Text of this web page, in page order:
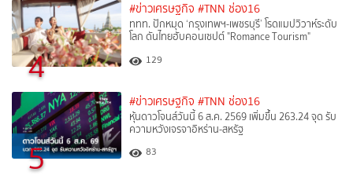
4
#ข่าวเศรษฐกิจ #TNN ช่อง16
ททท. ปักหมุด ‘กรุงเทพฯ-เพชรบุรี’ โรดแมปวิวาห์ระดับ
โลก ดันไทยฮับคอนเซปต์ "Romance Tourism"
129
5
#ข่าวเศรษฐกิจ #TNN ช่อง16
หุ้นดาวโจนส์วันนี้ 6 ส.ค. 2569 เพิ่มขึ้น 263.24 จุด รับ
ความหวังเจรจาอิหร่าน-สหรัฐ
83